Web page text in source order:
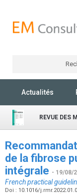
Actualités
REVUE DES
de la fibrose
intégrale - 19/08/
French practical
Doi : 10.1016/